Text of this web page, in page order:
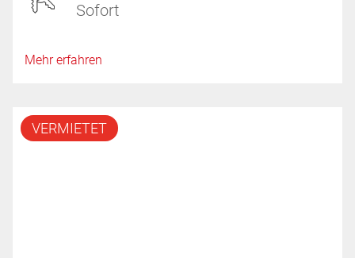
Sofort
Mehr erfahren
VERMIETET